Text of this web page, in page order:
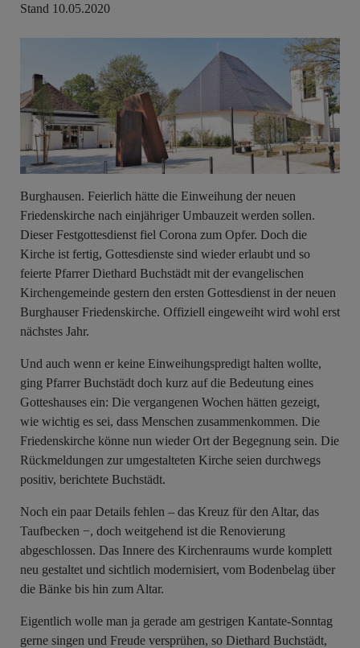
Stand 10.05.2020
Burghausen. Feierlich hätte die Einweihung der neuen
Friedenskirche nach einjähriger Umbauzeit werden sollen.
Dieser Festgottesdienst fiel Corona zum Opfer. Doch die
Kirche ist fertig, Gottesdienste sind wieder erlaubt und so
feierte Pfarrer Diethard Buchstädt mit der evangelischen
Kirchengemeinde gestern den ersten Gottesdienst in der neuen
Burghauser Friedenskirche. Offiziell eingeweiht wird wohl erst
nächstes Jahr.
Und auch wenn er keine Einweihungspredigt halten wollte,
ging Pfarrer Buchstädt doch kurz auf die Bedeutung eines
Gotteshauses ein: Die vergangenen Wochen hätten gezeigt,
wie wichtig es sei, dass Menschen zusammenkommen. Die
Friedenskirche könne nun wieder Ort der Begegnung sein. Die
Rückmeldungen zur umgestalteten Kirche seien durchwegs
positiv, berichtete Buchstädt.
Noch ein paar Details fehlen – das Kreuz für den Altar, das
Taufbecken −, doch weitgehend ist die Renovierung
abgeschlossen. Das Innere des Kirchenraums wurde komplett
neu gestaltet und sichtlich modernisiert, vom Bodenbelag über
die Bänke bis hin zum Altar.
Eigentlich wolle man ja gerade am gestrigen Kantate-Sonntag
gerne singen und Freude versprühen, so Diethard Buchstädt,